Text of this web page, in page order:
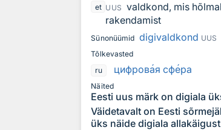
et UUS valdkond, mis
rakendamist
Sünonüümid digivaldkond UUS
Tõlkevasted
ru
цифровая сфера
Näited
Eesti uus märk on digiala
Väidetavalt on Eesti
üks näide digiala